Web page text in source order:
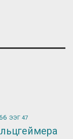
ЭЭГ 47